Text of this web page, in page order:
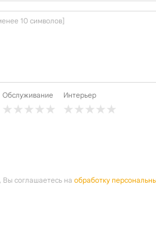
Обслуживание Интерьер
Вы соглашаетесь на обработку